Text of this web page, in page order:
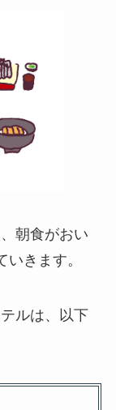
朝食がおい
きます。
ルは、以下